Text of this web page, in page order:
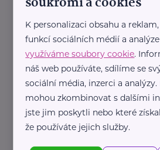
Aktivity Dospívání Ekologie, udržitelnost
Komunikace Legislativa Praxe, stáž,
K personalizaci obsahu a
funkcí sociálních médií a
využíváme soubory cookie.
náš web používáte, sdílíme se
sociální média, inzerci a
mohou zkombinovat s dalšími
jste jim poskytli nebo které
že používáte jejich služby.